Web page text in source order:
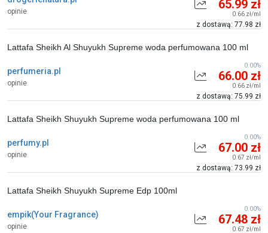
opinie 65.99 zł
0.66 zł/ml
z dostawą: 77.98 zł
perfumeria.pl
opinie
Lattafa Sheikh Al Shuyukh Supreme woda perfumowana 100 ml
66.00 zł
0.66 zł/ml
z dostawą: 75.99 zł
0.00%
perfumy.pl
opinie
Lattafa Sheikh Shuyukh Supreme woda perfumowana 100 ml
67.00 zł
0.67 zł/ml
z dostawą: 73.99 zł
0.00%
empik(Your Fragrance)
opinie
Lattafa Sheikh Shuyukh Supreme Edp 100ml
67.48 zł
0.67 zł/ml
0.00%